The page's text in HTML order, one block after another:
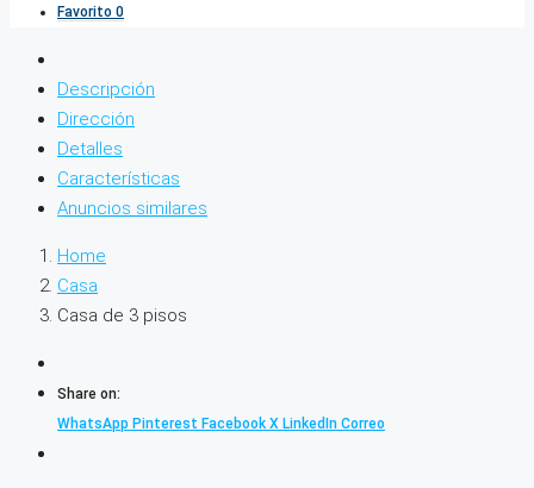
Favorito 0
Descripción
Dirección
Detalles
Características
Anuncios similares
Home
Casa
Casa de 3 pisos
Share on:
WhatsApp Pinterest Facebook X LinkedIn Correo